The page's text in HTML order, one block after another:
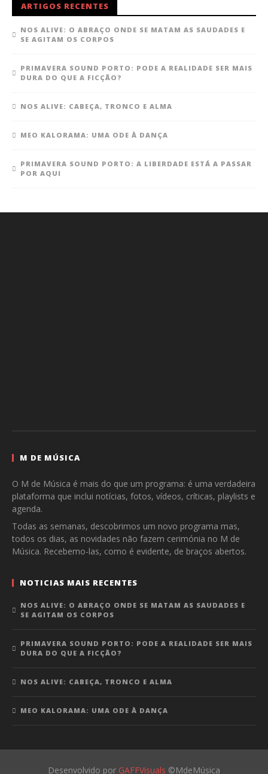
ARTIGOS RECENTES
NOS ALIVE: O ABRAÇO ONDE SE MATAM AS SAUDADES E
SE AGITAM OS CORPOS
PRIMAVERA SOUND PORTO: PODE A REALIDADE SER MAIS
DURA DO QUE A FICÇÃO?
NOS ALIVE: CABEÇA, TRONCO E ALMA
MEO KALORAMA: UMA ODE À DANÇA
PRIMAVERA SOUND PORTO: A LIBERDADE ESTÁ A PASSAR
POR AQUI
M DE MÚSICA
O M de Música é mais do que um programa: é uma verdadeira
plataforma que inclui notícias, fotos, vídeos, críticas, playlists e
agenda.
Todas as semanas, descobrimos um novo programa mas,
todos os dias, as novidades não fazem cerimónia no M de
Música. Recebemo-las, como é evidente, de braços abertos.
NOTICIAS MAIS RECENTES
NOS ALIVE: O ABRAÇO ONDE SE MATAM AS SAUDADES E
SE AGITAM OS CORPOS
PRIMAVERA SOUND PORTO: PODE A REALIDADE SER MAIS
DURA DO QUE A FICÇÃO?
NOS ALIVE: CABEÇA, TRONCO E ALMA
MEO KALORAMA: UMA ODE À DANÇA
Desenvolvido por GAFFVisuals ©MdeMúsica